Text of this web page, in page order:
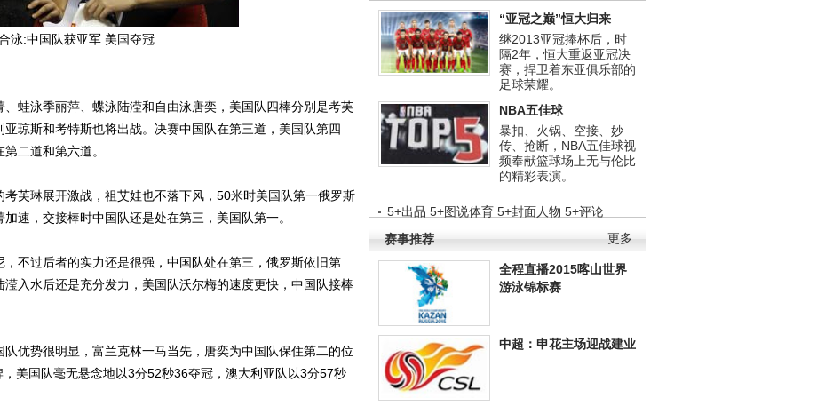
“亚冠之巅”恒大归来
继2013亚冠捧杯后，时
隔2年，恒大重返亚冠决
赛，捍卫着东亚俱乐部的
足球荣耀。
NBA五佳球
暴扣、火锅、空接、妙
传、抢断，NBA五佳球视
频奉献篮球场上无与伦比
的精彩表演。
5+出品 5+图说体育 5+封面人物 5+评论
更多
赛事推荐
全程直播2015喀山世界
游泳锦标赛
中超：申花主场迎战建业
泳:中国队获亚军 美国夺冠
泳季丽萍、蝶泳陆滢和自由泳唐奕，美国队四棒分别是考芙
琼斯和考特斯也将出战。决赛中国队在第三道，美国队第四
二道和第六道。
琳展开激战，祖艾娃也不落下风，50米时美国队第一俄罗斯
速，交接棒时中国队还是处在第三，美国队第一。
过后者的实力还是很强，中国队处在第三，俄罗斯依旧第
入水后还是充分发力，美国队沃尔梅的速度更快，中国队接棒
势很明显，富兰克林一马当先，唐奕为中国队保住第二的位
美国队毫无悬念地以3分52秒36夺冠，澳大利亚队以3分57秒